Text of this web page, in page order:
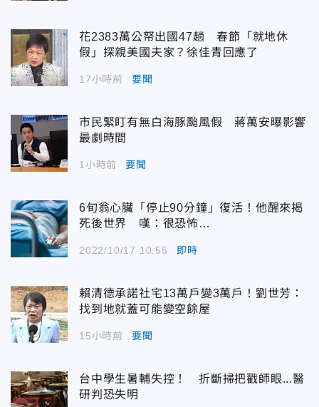
花2383萬公帑出國47趟 春節「就地休
假」探親美國夫家？徐佳青回應了
17小時前 要聞
市民緊盯有無白海豚颱風假 蔣萬安曝影響
最劇時間
1小時前 要聞
6旬翁心臟「停止90分鐘」復活！他醒來揭
死後世界 嘆：很恐怖…
2022/10/17 10:55 即時
賴清德承諾社宅13萬戶變3萬戶！劉世芳：
找到地就蓋可能變空餘屋
15小時前 要聞
台中學生暑輔失控！ 折斷掃把戳師眼...醫
研判恐失明